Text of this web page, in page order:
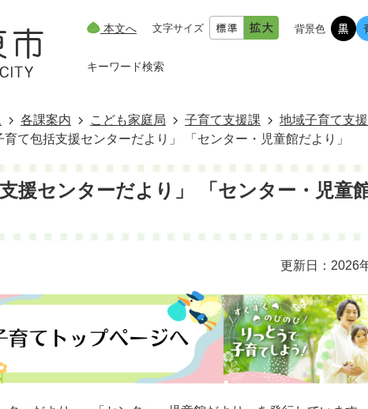
本文へ 文字サイズ 背景色
キーワード検索
各課案内 こども家庭局 子育て支援課
地域子育て支
育て包括支援センターだより」 「センター・児童館だより」
支援センターだより」 「センター・児童
更新日：2026